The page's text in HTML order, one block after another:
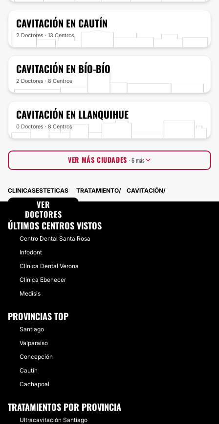
CAVITACIÓN EN CAUTÍN
2 Doctores · 13 Centros
CAVITACIÓN EN BÍO-BÍO
2 Doctores · 8 Centros
CAVITACIÓN EN LLANQUIHUE
0 Doctores · 8 Centros
Cachapoal 1 Doctores · 4 Centros
Curicó 0 Doctores · 5 Centros
Copiapó
Maipo
VER MÁS CIUDADES· 6 más
VER
DOCTORES
CLINICASESTETICAS TRATAMIENTO CAVITACIÓN
ÚLTIMOS CENTROS VISTOS
Centro Dental Santa Rosa
Infodont
Clínica Dental Verona
Clínica Ebenecer
Medisis
PROVINCIAS TOP
Santiago
Valparaíso
Concepción
Cautín
Cachapoal
TRATAMIENTOS POR PROVINCIA
Ultracavitación Santiago